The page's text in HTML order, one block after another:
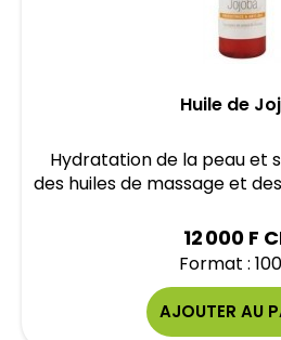
Huile de
Hydratation de la peau et
des huiles de massage et
12 000 F
Format :
AJOUTER AU